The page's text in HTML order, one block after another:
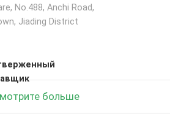
No.488, Anchi Road,
Jiading District
больше